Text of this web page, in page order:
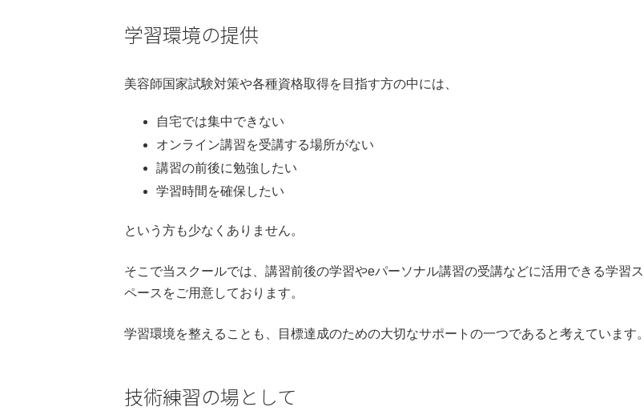
学習環境の提供
美容師国家試験対策や各種資格取得を目指す方の中には、
自宅では集中できない
オンライン講習を受講する場所がない
講習の前後に勉強したい
学習時間を確保したい
という方も少なくありません。
そこで当スクールでは、講習前後の学習やeパーソナル講習の受講などに活用できる学習ス
ペースをご用意しております。
学習環境を整えることも、目標達成のための大切なサポートの一つであると考えています。
技術練習の場として